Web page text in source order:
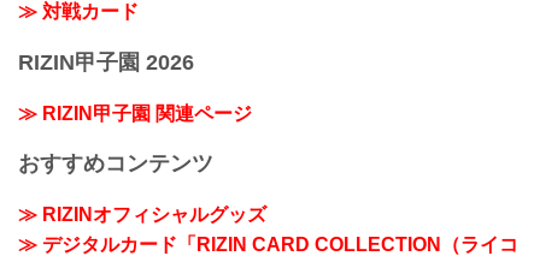
≫ 対戦カード
RIZIN甲子園 2026
≫ RIZIN甲子園 関連ページ
おすすめコンテンツ
≫ RIZINオフィシャルグッズ
≫ デジタルカード「RIZIN CARD COLLECTION（ライコ